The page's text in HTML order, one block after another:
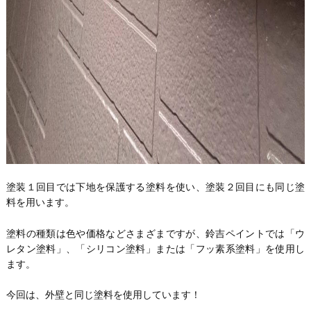
塗装１回目では下地を保護する塗料を使い、塗装２回目にも同じ塗
料を用います。
塗料の種類は色や価格などさまざまですが、鈴吉ペイントでは「ウ
レタン塗料」、「シリコン塗料」または「フッ素系塗料」を使用し
ます。
今回は、外壁と同じ塗料を使用しています！